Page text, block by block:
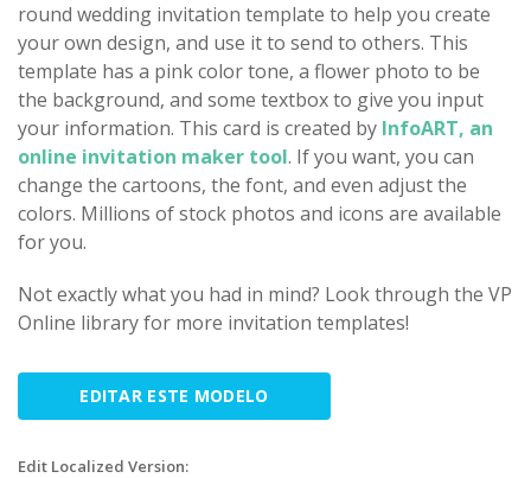
round wedding invitation template to help you create
your own design, and use it to send to others. This
template has a pink color tone, a flower photo to be
the background, and some textbox to give you input
your information. This card is created by InfoART, an
online invitation maker tool. If you want, you can
change the cartoons, the font, and even adjust the
colors. Millions of stock photos and icons are available
for you.
Not exactly what you had in mind? Look through the VP
Online library for more invitation templates!
EDITAR ESTE MODELO
Edit Localized Version: